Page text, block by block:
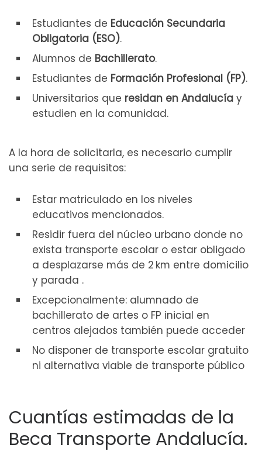
Estudiantes de Educación Secundaria
Obligatoria (ESO).
Alumnos de Bachillerato.
Estudiantes de Formación Profesional (FP).
Universitarios que residan en Andalucía y
estudien en la comunidad.
A la hora de solicitarla, es necesario cumplir
una serie de requisitos:
Estar matriculado en los niveles
educativos mencionados.
Residir fuera del núcleo urbano donde no
exista transporte escolar o estar obligado
a desplazarse más de 2 km entre domicilio
y parada .
Excepcionalmente: alumnado de
bachillerato de artes o FP inicial en
centros alejados también puede acceder
No disponer de transporte escolar gratuito
ni alternativa viable de transporte público
Cuantías estimadas de la
Beca Transporte Andalucía.